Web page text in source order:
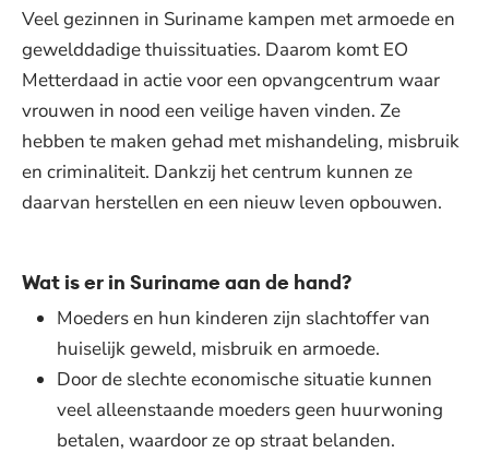
Veel gezinnen in Suriname kampen met armoede en
gewelddadige thuissituaties. Daarom komt EO
Metterdaad in actie voor een opvangcentrum waar
vrouwen in nood een veilige haven vinden. Ze
hebben te maken gehad met mishandeling, misbruik
en criminaliteit. Dankzij het centrum kunnen ze
daarvan herstellen en een nieuw leven opbouwen.
Wat is er in Suriname aan de hand?
Moeders en hun kinderen zijn slachtoffer van
huiselijk geweld, misbruik en armoede.
Door de slechte economische situatie kunnen
veel alleenstaande moeders geen huurwoning
betalen, waardoor ze op straat belanden.